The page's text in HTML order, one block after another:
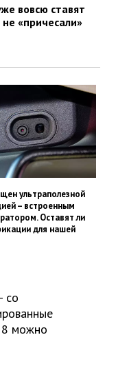
вовсю ставят
«причесали»
ультраполезной
– встроенным
Оставят ли
для нашей
со
8 можно